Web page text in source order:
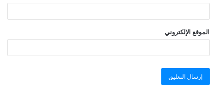
الموقع الإلكتروني